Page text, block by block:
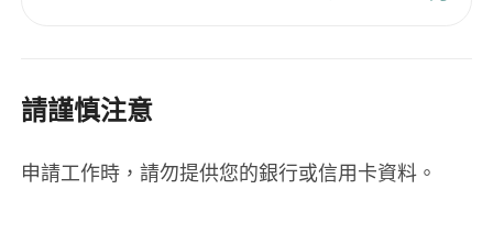
請謹慎注意
申請工作時，請勿提供您的銀行或信用卡資料。